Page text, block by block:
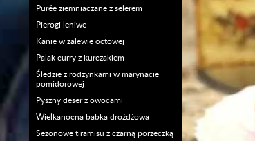
Purée ziemniaczane z selerem
Pierogi leniwe
Kanie w zalewie octowej
Palak curry z kurczakiem
Śledzie z rodzynkami w marynacie
pomidorowej
Pyszny deser z owocami
Wielkanocna babka drożdżowa
Sezonowe tiramisu z czarną porzeczką